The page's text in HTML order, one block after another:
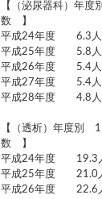
【（泌尿器科）年
数 】
平成24年度 6.3人
平成25年度 5.8人
平成26年度 5.4人
平成27年度 5.4人
平成28年度 4.8
【（透析）年度別
数 】
平成24年度 19.3
平成25年度 21.0
平成26年度 22.6